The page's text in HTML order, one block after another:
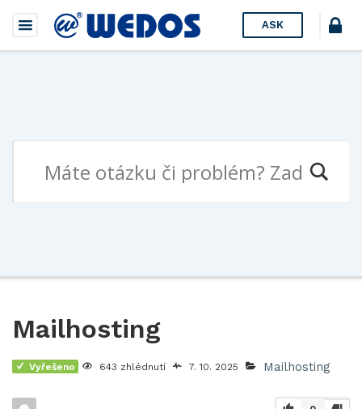
ASK
Mailhosting
Vyřešeno 643 zhlédnutí 7. 10. 2025 Mailhosting